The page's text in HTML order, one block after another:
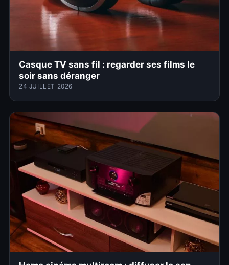
Casque TV sans fil : regarder ses films le
soir sans déranger
24 JUILLET 2026